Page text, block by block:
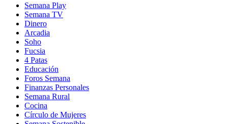
Semana Play
Semana TV
Dinero
Arcadia
Soho
in
new
window
Fucsia
in
new
window
4 Patas
Educación
Foros Semana
Finanzas Personales
Semana Rural
Cocina
Círculo de Mujeres